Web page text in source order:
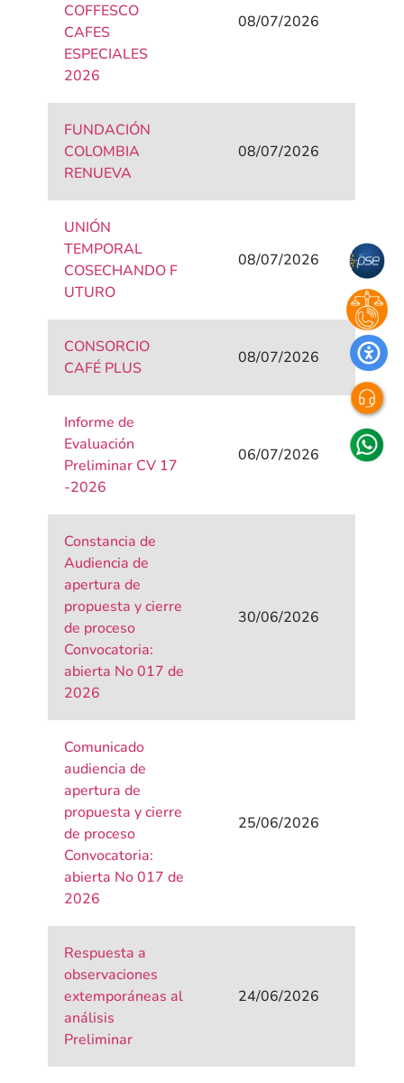
COFFESCO
CAFES
ESPECIALES
2026
08/07/2026
FUNDACIÓN
COLOMBIA
RENUEVA
08/07/2026
UNIÓN
TEMPORAL
COSECHANDO F
UTURO
08/07/2026
CONSORCIO
CAFÉ PLUS
08/07/2026
Informe de
Evaluación
Preliminar CV 17
-2026
06/07/2026
Constancia de
Audiencia de
apertura de
propuesta y cierre
de proceso
Convocatoria:
abierta No 017 de
2026
30/06/2026
Comunicado
audiencia de
apertura de
propuesta y cierre
de proceso
Convocatoria:
abierta No 017 de
2026
25/06/2026
Respuesta a
observaciones
extemporáneas al
análisis
Preliminar
24/06/2026